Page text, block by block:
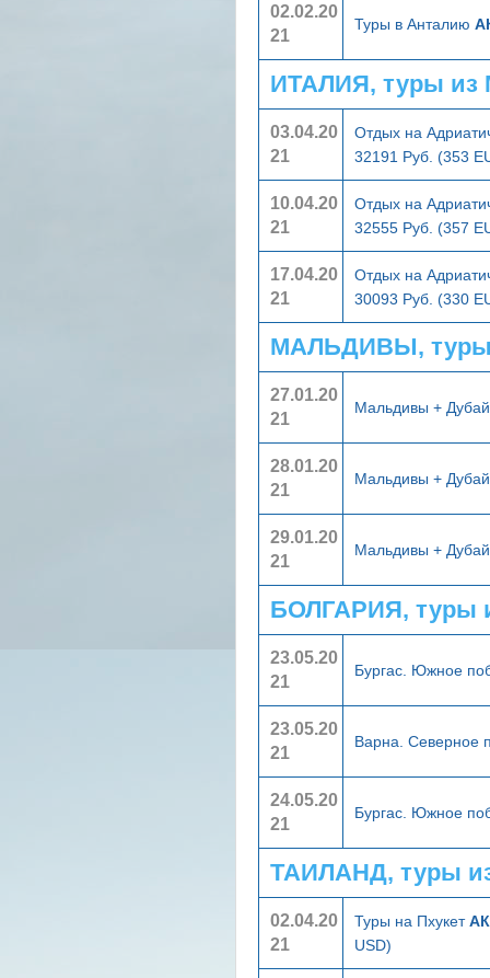
02.02.20
21
Туры в Анталию
ИТАЛИЯ, туры из
03.04.20
21
Отдых на
32191 Руб. (353
10.04.20
21
Отдых на
32555 Руб. (357
17.04.20
21
Отдых на
30093 Руб. (330
МАЛЬДИВЫ, туры
27.01.20
21
Мальдивы +
28.01.20
21
Мальдивы +
29.01.20
21
Мальдивы +
БОЛГАРИЯ, туры
23.05.20
21
Бургас. Южное
23.05.20
21
Варна. Северное
24.05.20
21
Бургас. Южное
ТАИЛАНД, туры
02.04.20
21
Туры на Пхукет
USD)